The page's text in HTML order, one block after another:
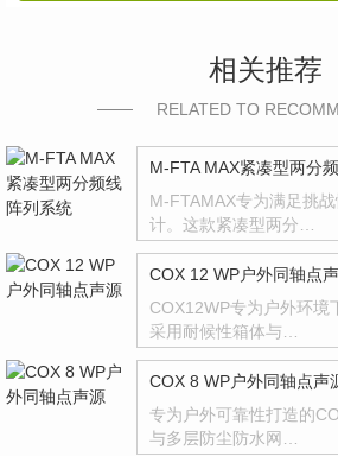
相关推荐
RELATED TO
M-FTA MAX紧凑型两分
M-FTAMAX专为满足挑
计。这款紧凑型两分…
COX 12 WP户外同轴点
COX12WP专为户外环境
采用耐候性箱体与…
COX 8 WP户外同轴点声
专为户外可靠性打造的
与多层防尘防水网…